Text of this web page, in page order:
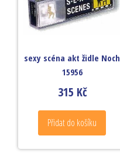
sexy scéna akt židle Noch
15956
315 Kč
Přidat do košíku